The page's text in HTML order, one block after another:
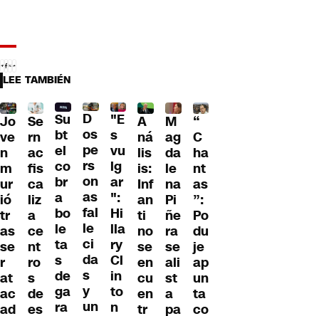
LEE TAMBIÉN
Jo
ve
n
m
ur
ió
tr
as
se
r
at
ac
ad
Se
rn
ac
fis
ca
liz
a
ce
nt
ro
s
de
es
Su
bt
el
co
br
a
bo
le
ta
s
de
ga
ra
D
os
pe
rs
on
as
fal
le
ci
da
s
y
un
"E
s
vu
lg
ar
":
Hi
lla
ry
Cl
in
to
n
A
ná
lis
is:
Inf
an
ti
no
se
en
cu
en
tr
M
ag
da
le
na
Pi
ñe
ra
se
ali
st
a
pa
“
C
ha
nt
as
”:
Po
du
je
ap
un
ta
co